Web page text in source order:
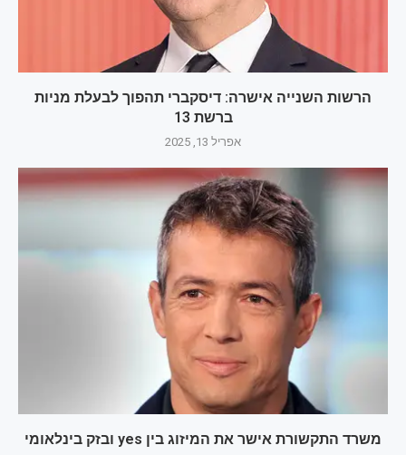
הרשות השנייה אישרה: דיסקברי תהפוך לבעלת מניות
ברשת 13
אפריל 13, 2025
משרד התקשורת אישר את המיזוג בין yes ובזק בינלאומי